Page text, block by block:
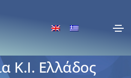
Κ.Ι. Ελλάδος